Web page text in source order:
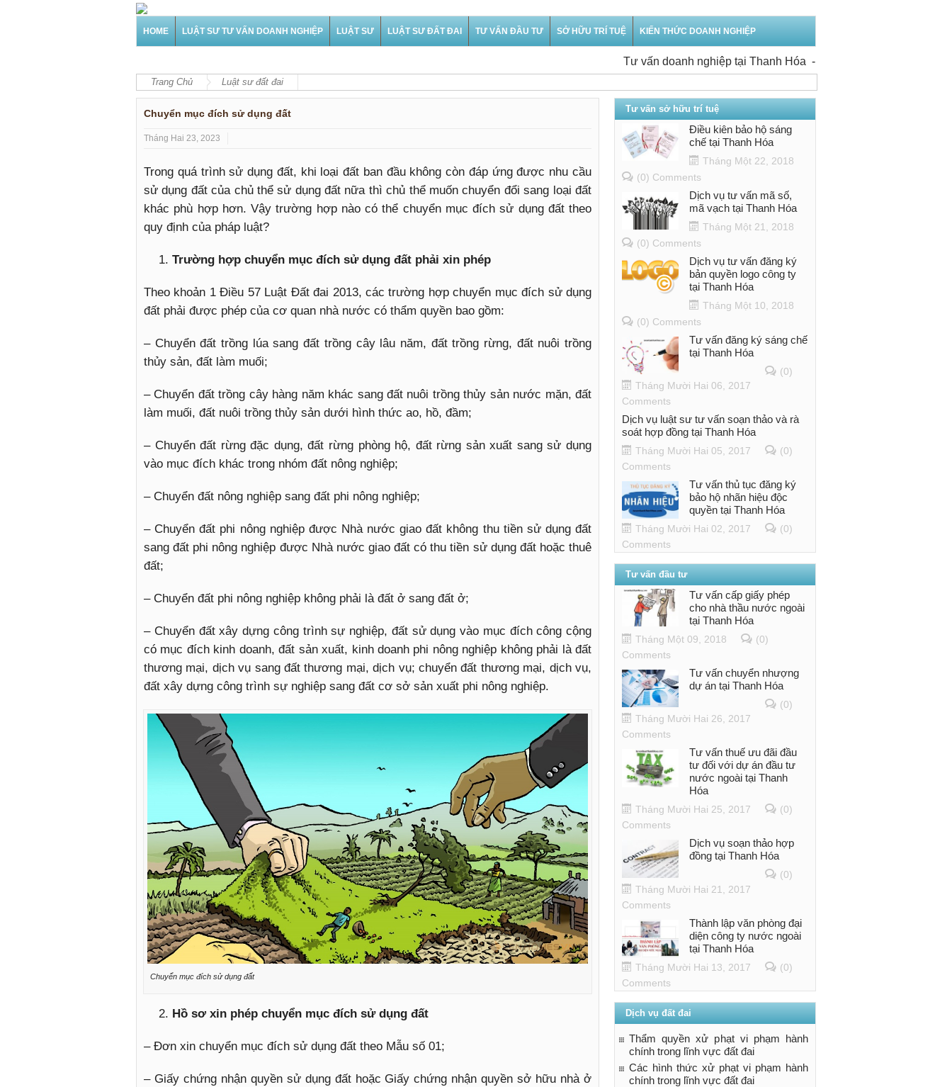
HOME LUẬT SƯ TƯ VẤN DOANH NGHIỆP LUẬT SƯ LUẬT SƯ ĐẤT ĐAI TƯ VẤN ĐẦU TƯ SỞ HỮU TRÍ TUỆ KIẾN THỨC DOANH NGHIỆP
Tư vấn doanh nghiệp tại Thanh Hóa- Văn phòng tư vấn doanh
Trang Chủ Luật sư đất đai
Chuyển mục đích sử dụng đất
Tháng Hai 23, 2023
Trong quá trình sử dụng đất, khi loại đất ban đầu không còn đáp ứng được nhu cầu
sử dụng đất của chủ thể sử dụng đất nữa thì chủ thể muốn chuyển đổi sang loại đất
khác phù hợp hơn. Vậy trường hợp nào có thể chuyển mục đích sử dụng đất theo
quy định của pháp luật?
Trường hợp chuyển mục đích sử dụng đất phải xin phép
Theo khoản 1 Điều 57 Luật Đất đai 2013, các trường hợp chuyển mục đích sử dụng
đất phải được phép của cơ quan nhà nước có thẩm quyền bao gồm:
– Chuyển đất trồng lúa sang đất trồng cây lâu năm, đất trồng rừng, đất nuôi trồng
thủy sản, đất làm muối;
– Chuyển đất trồng cây hàng năm khác sang đất nuôi trồng thủy sản nước mặn, đất
làm muối, đất nuôi trồng thủy sản dưới hình thức ao, hồ, đầm;
– Chuyển đất rừng đặc dụng, đất rừng phòng hộ, đất rừng sản xuất sang sử dụng
vào mục đích khác trong nhóm đất nông nghiệp;
– Chuyển đất nông nghiệp sang đất phi nông nghiệp;
– Chuyển đất phi nông nghiệp được Nhà nước giao đất không thu tiền sử dụng đất
sang đất phi nông nghiệp được Nhà nước giao đất có thu tiền sử dụng đất hoặc thuê
đất;
– Chuyển đất phi nông nghiệp không phải là đất ở sang đất ở;
– Chuyển đất xây dựng công trình sự nghiệp, đất sử dụng vào mục đích công cộng
có mục đích kinh doanh, đất sản xuất, kinh doanh phi nông nghiệp không phải là đất
thương mại, dịch vụ sang đất thương mại, dịch vụ; chuyển đất thương mại, dịch vụ,
đất xây dựng công trình sự nghiệp sang đất cơ sở sản xuất phi nông nghiệp.
Chuyển mục đích sử dụng đất
Hồ sơ xin phép chuyển mục đích sử dụng đất
– Đơn xin chuyển mục đích sử dụng đất theo Mẫu số 01;
– Giấy chứng nhận quyền sử dụng đất hoặc Giấy chứng nhận quyền sở hữu nhà ở
Tư vấn sở hữu trí tuệ
Điều kiên bảo hộ sáng
chế tại Thanh Hóa
Tháng Một 22, 2018
(0) Comments
Dịch vụ tư vấn mã số,
mã vạch tại Thanh Hóa
Tháng Một 21, 2018
(0) Comments
Dịch vụ tư vấn đăng ký
bản quyền logo công ty
tại Thanh Hóa
Tháng Một 10, 2018
(0) Comments
Tư vấn đăng ký sáng chế
tại Thanh Hóa
Tháng Mười Hai 06, 2017
(0)
Comments
Dịch vụ luật sư tư vấn soạn thảo và rà
soát hợp đồng tại Thanh Hóa
Tháng Mười Hai 05, 2017
(0)
Comments
Tư vấn thủ tục đăng ký
bảo hộ nhãn hiệu độc
quyền tại Thanh Hóa
Tháng Mười Hai 02, 2017
(0)
Comments
Tư vấn đầu tư
Tư vấn cấp giấy phép
cho nhà thầu nước ngoài
tại Thanh Hóa
Tháng Một 09, 2018
(0)
Comments
Tư vấn chuyển nhượng
dự án tại Thanh Hóa
Tháng Mười Hai 26, 2017
(0)
Comments
Tư vấn thuế ưu đãi đầu
tư đối với dự án đầu tư
nước ngoài tại Thanh
Hóa
Tháng Mười Hai 25, 2017
(0)
Comments
Dịch vụ soạn thảo hợp
đồng tại Thanh Hóa
Tháng Mười Hai 21, 2017
(0)
Comments
Thành lập văn phòng đại
diện công ty nước ngoài
tại Thanh Hóa
Tháng Mười Hai 13, 2017
(0)
Comments
Dịch vụ đất đai
Thẩm quyền xử phạt vi phạm hành
chính trong lĩnh vực đất đai
Các hình thức xử phạt vi phạm hành
chính trong lĩnh vực đất đai